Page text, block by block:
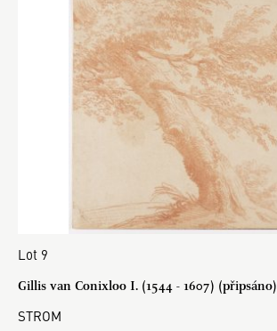
Lot 9
Gillis van Conixloo I. (1544 - 1607) (připsáno)
STROM